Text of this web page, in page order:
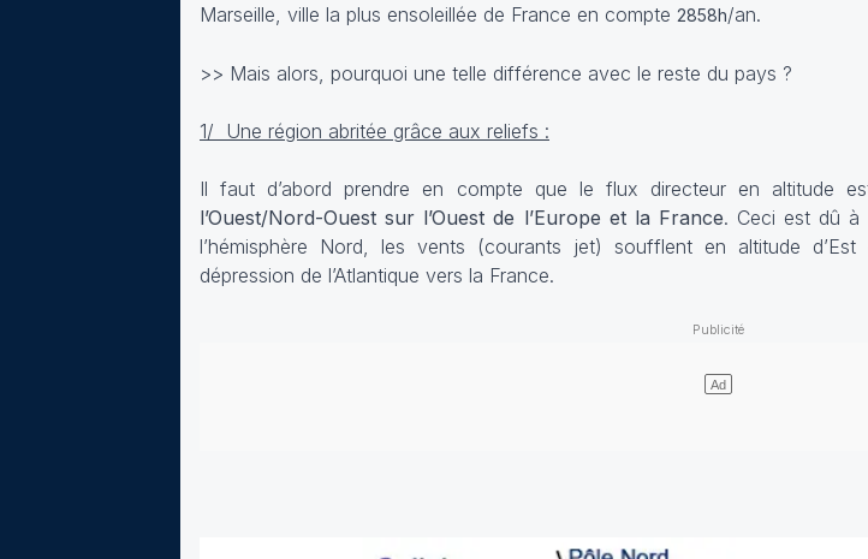
Marseille, ville la plus ensoleillée de France en compte 2858h/an.
>> Mais alors, pourquoi une telle différence avec le reste du pays ?
1/ Une région abritée grâce aux reliefs :
Il faut d’abord prendre en compte que le flux directeur en altitude
l’Ouest/Nord-Ouest sur l’Ouest de l’Europe et la France. Ceci est dû à
l’hémisphère Nord, les vents (courants jet) soufflent en altitude
dépression de l’Atlantique vers la France.